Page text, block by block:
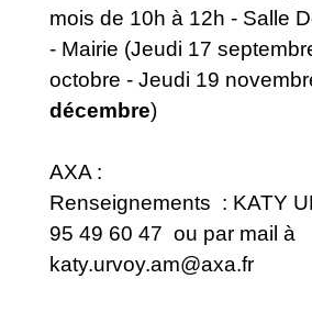
mois de 10h à 12h - Salle
- Mairie (Jeudi 17
octobre - Jeudi 19
décembre)
AXA :
Renseignements : KATY
95 49 60 47 ou par mail à
katy.urvoy.am@axa.fr